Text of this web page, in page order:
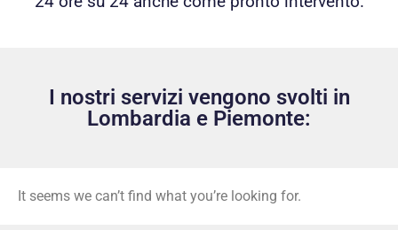
I nostri servizi vengono svolti in
Lombardia e Piemonte:
It seems we can’t find what you’re looking for.